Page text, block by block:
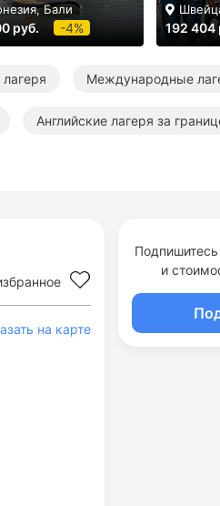
на карте
и
Бали
руб. -4% 192 404
Международные
Английские лагеря за